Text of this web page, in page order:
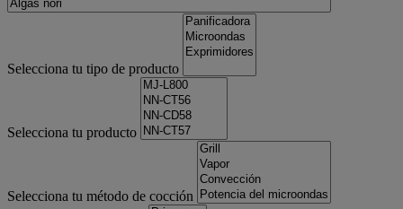
Selecciona tu tipo de producto
Selecciona tu producto
Selecciona tu método de cocción